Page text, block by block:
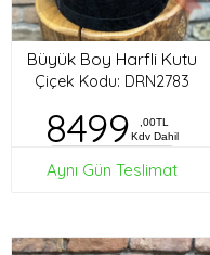
Büyük Boy Harfli Kutu
Çiçek Kodu: DRN2783
8499
,00TL
Kdv Dahil
Aynı Gün Teslimat